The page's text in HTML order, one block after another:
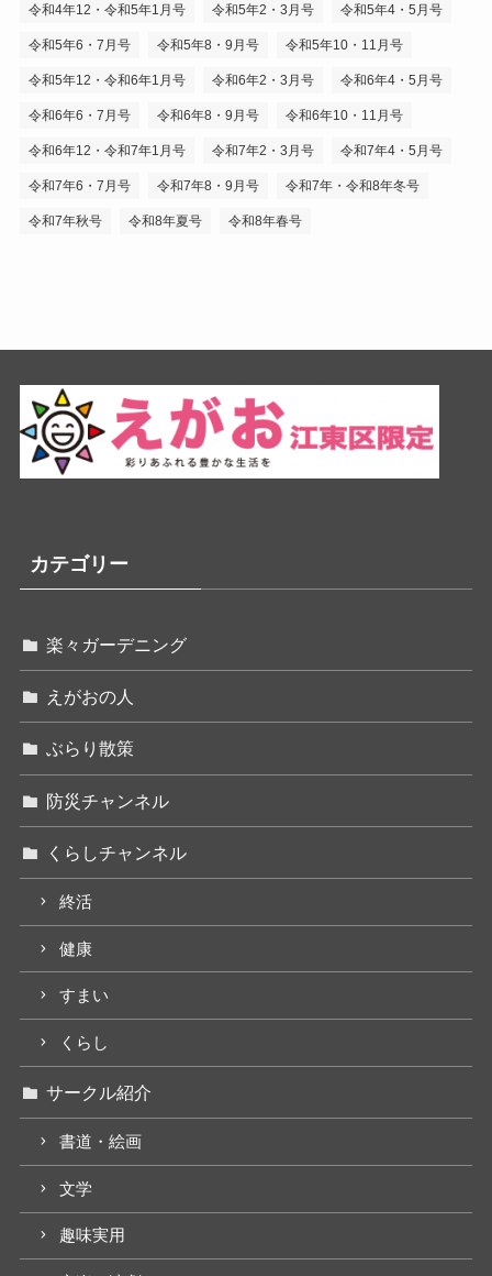
令和4年12・令和5年1月号 令和5年2・3月号 令和5年4・5月号
令和5年6・7月号 令和5年8・9月号 令和5年10・11月号
令和5年12・令和6年1月号 令和6年2・3月号 令和6年4・5月号
令和6年6・7月号 令和6年8・9月号 令和6年10・11月号
令和6年12・令和7年1月号 令和7年2・3月号 令和7年4・5月号
令和7年6・7月号 令和7年8・9月号 令和7年・令和8年冬号
令和7年秋号 令和8年夏号 令和8年春号
カテゴリー
楽々ガーデニング
えがおの人
ぶらり散策
防災チャンネル
くらしチャンネル
終活
健康
すまい
くらし
サークル紹介
書道・絵画
文学
趣味実用